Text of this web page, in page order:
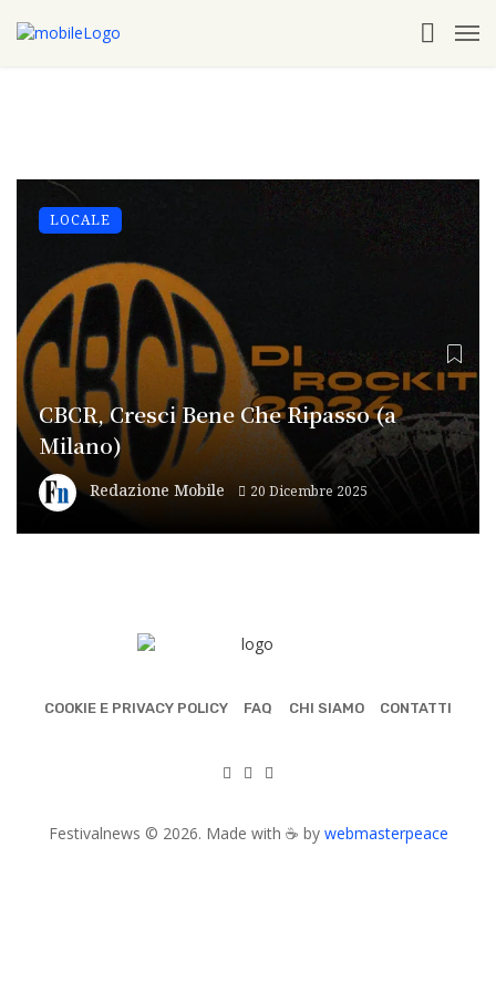
CBCR, Cresci Bene Che Ripasso (a
Milano)
Redazione Mobile 20 Dicembre 2025
LOCALE
COOKIE E PRIVACY POLICY FAQ CHI SIAMO CONTATTI
Festivalnews © 2026. Made with ☕ by webmasterpeace